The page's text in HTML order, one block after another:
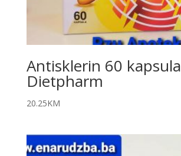
Antisklerin 60 kapsula
Dietpharm
20.25KM